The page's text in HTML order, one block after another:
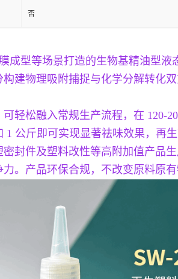
否
成型等场景打造的生物基精油型
建物理吸附捕捉与化学分解转化
轻松融入常规生产流程，在
1 公斤即可实现显著祛味效果，再
封件及塑料改性等高附加值产品
。产品环保合规，不改变原料原